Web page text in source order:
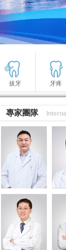
拔牙 牙疼
專家團隊